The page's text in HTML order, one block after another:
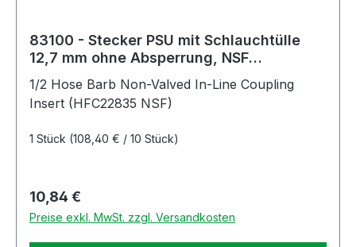
83100 - Stecker PSU mit Schlauchtülle
12,7 mm ohne Absperrung, NSF
1/2 Hose Barb Non-Valved In-Line Coupling
Insert (HFC22835 NSF)
1 Stück (108,40 € / 10 Stück)
Regulärer Preis:
10,84 €
Preise exkl. MwSt. zzgl. Versandkosten